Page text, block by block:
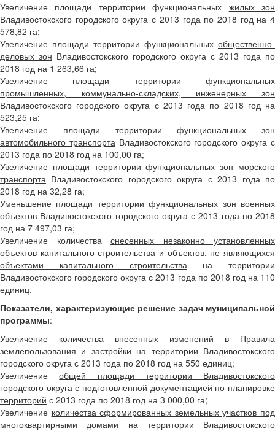
Увеличение площади территории функциональных жилых зон
Владивостокского городского округа с 2013 года по 2018 год на 4
578,82 га;
Увеличение площади территории функциональных общественно-
деловых зон Владивостокского городского округа с 2013 года по
2018 год на 1 263,66 га;
Увеличение площади территории функциональных
промышленных, коммунально-складских, инженерных зон
Владивостокского городского округа с 2013 года по 2018 год на
523,25 га;
Увеличение площади территории функциональных зон
автомобильного транспортаВладивостокского городского округа с
2013 года по 2018 год на 100,00 га;
Увеличение площади территории функциональныхзон морского
транспорта Владивостокского городского округа с 2013 года по
2018 год на 32,28 га;
Уменьшение площади территории функциональных зон военных
объектов Владивостокского городского округа с 2013 года по 2018
год на 7 497,03 га;
Увеличение количества снесенных незаконно установленных
объектов капитального строительства и объектов, не являющихся
объектами капитального строительствана территории
Владивостокского городского округа с 2013 года по 2018 год на 110
единиц.
Показатели, характеризующие решение задач муниципальной
программы:
Увеличение количества внесенных изменений в Правила
землепользования и застройки на территории Владивостокского
городского округа с 2013 года по 2018 год на 550 единиц;
Увеличениеобщей площади территории Владивостокского
городского округа с подготовленной документацией по планировке
территорий с 2013 года по 2018 год на 3 000,00 га;
Увеличение количества сформированных земельных участков под
многоквартирными домами на территории Владивостокского